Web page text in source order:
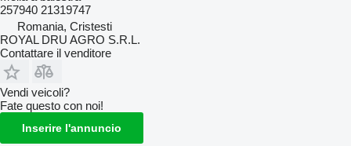
257940 21319747
Romania, Cristesti
ROYAL DRU AGRO S.R.L.
Contattare il venditore
Vendi veicoli?
Fate questo con noi!
Inserire l'annuncio